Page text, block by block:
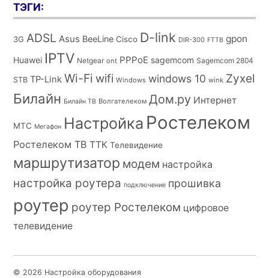
ТЭГИ:
3G ADSL Asus BeeLine Cisco D-link DIR-300 FTTB gpon
Huawei IPTV Netgear ont PPPoE sagemcom Sagemcom 2804
STB TP-Link Wi-Fi wifi Windows windows 10 wink Zyxel
Билайн Билайн ТВ Волгателеком Дом.ру Интернет
МТС Мегафон Настройка Ростелеком
Ростелеком ТВ ТТК Телевидение
маршрутизатор модем настройка
настройка роутера подключение прошивка
роутер роутер Ростелеком цифровое
телевидение
© 2026 Настройка оборудования